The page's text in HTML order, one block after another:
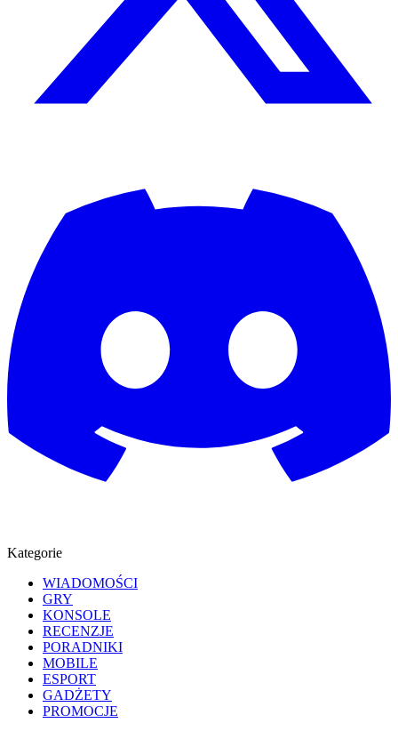
Kategorie
WIADOMOŚCI
GRY
KONSOLE
RECENZJE
PORADNIKI
MOBILE
ESPORT
GADŻETY
PROMOCJE